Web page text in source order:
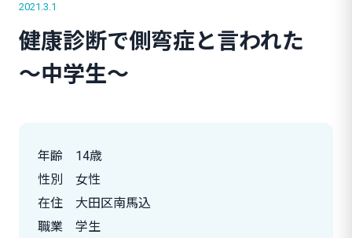
2021.3.1
健康診断で側弯症と言われた
～中学生～
年齢 14歳
性別 女性
在住 大田区南馬込
職業 学生